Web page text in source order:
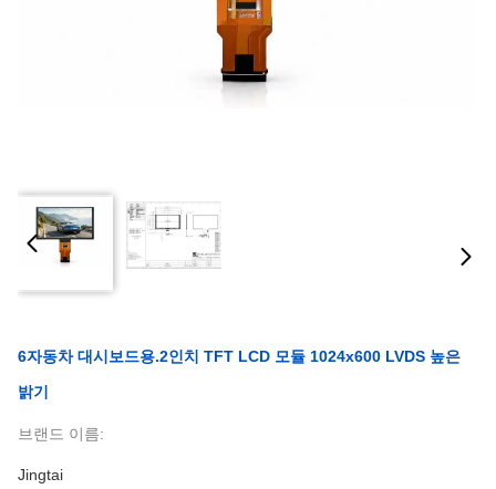
6자동차 대시보드용.2인치 TFT LCD 모듈 1024x600 LVDS 높은
밝기
브랜드 이름:
Jingtai